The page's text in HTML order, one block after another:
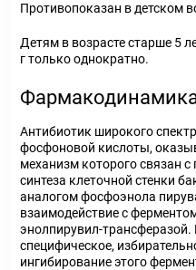
Противопоказан в детском
Детям в возрасте старше 5
г только однократно.
Антибиотик широкого
фосфоновой кислоты,
механизм которого связан
синтеза клеточной стенки
аналогом фосфоэнола
взаимодействие с
энолпирувил-трансферазой.
специфическое,
ингибирование этого